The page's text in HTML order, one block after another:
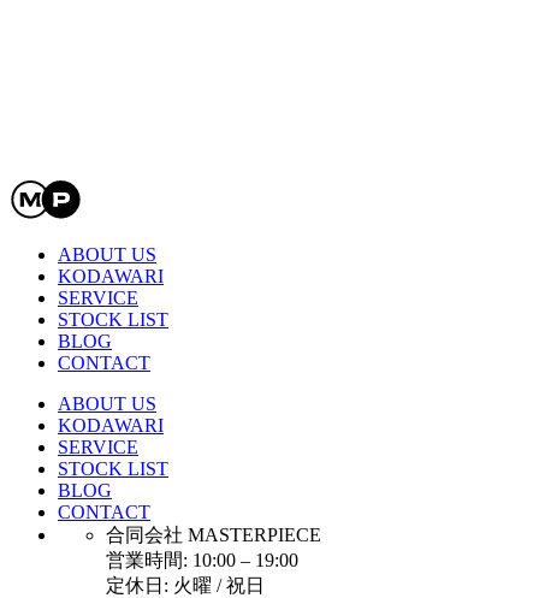
ABOUT US
KODAWARI
SERVICE
STOCK LIST
BLOG
CONTACT
ABOUT US
KODAWARI
SERVICE
STOCK LIST
BLOG
CONTACT
合同会社 MASTERPIECE
営業時間: 10:00 – 19:00
定休日: 火曜 / 祝日